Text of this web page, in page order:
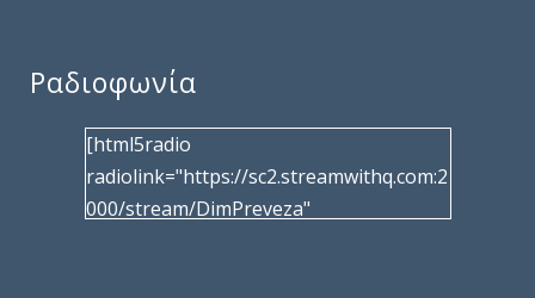
Ραδιοφωνία
[html5radio
radiolink="https://sc2.streamwithq.com:2
000/stream/DimPreveza"